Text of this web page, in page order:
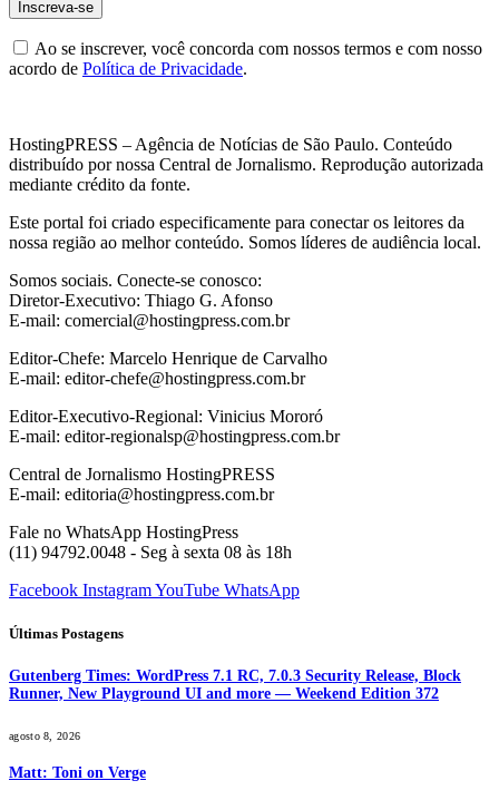
Ao se inscrever, você concorda com nossos termos e com nosso
acordo de Política de Privacidade.
HostingPRESS – Agência de Notícias de São Paulo. Conteúdo
distribuído por nossa Central de Jornalismo. Reprodução autorizada
mediante crédito da fonte.
Este portal foi criado especificamente para conectar os leitores da
nossa região ao melhor conteúdo. Somos líderes de audiência local.
Somos sociais. Conecte-se conosco:
Diretor-Executivo: Thiago G. Afonso
E-mail: comercial@hostingpress.com.br
Editor-Chefe: Marcelo Henrique de Carvalho
E-mail: editor-chefe@hostingpress.com.br
Editor-Executivo-Regional: Vinicius Mororó
E-mail: editor-regionalsp@hostingpress.com.br
Central de Jornalismo HostingPRESS
E-mail: editoria@hostingpress.com.br
Fale no WhatsApp HostingPress
(11) 94792.0048 - Seg à sexta 08 às 18h
Facebook InstagramYouTube WhatsApp
Últimas Postagens
Gutenberg Times: WordPress 7.1 RC, 7.0.3 Security Release, Block
Runner, New Playground UI and more — Weekend Edition 372
agosto 8, 2026
Matt: Toni on Verge